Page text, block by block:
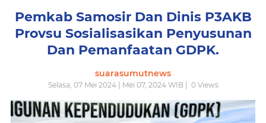
Pemkab Samosir Dan Dinis P3AKB
Provsu Sosialisasikan Penyusunan
Dan Pemanfaatan GDPK.
suarasumutnews
Selasa, 07 Mei 2024 | Mei 07, 2024 WIB | 0Views